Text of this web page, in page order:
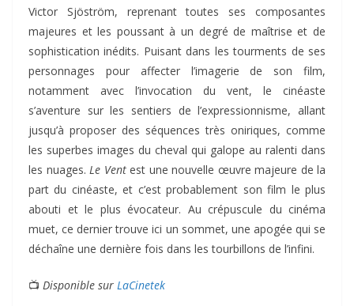
Victor Sjöström, reprenant toutes ses composantes
majeures et les poussant à un degré de maîtrise et de
sophistication inédits. Puisant dans les tourments de ses
personnages pour affecter l’imagerie de son film,
notamment avec l’invocation du vent, le cinéaste
s’aventure sur les sentiers de l’expressionnisme, allant
jusqu’à proposer des séquences très oniriques, comme
les superbes images du cheval qui galope au ralenti dans
les nuages. Le Ventest une nouvelle œuvre majeure de la
part du cinéaste, et c’est probablement son film le plus
abouti et le plus évocateur. Au crépuscule du cinéma
muet, ce dernier trouve ici un sommet, une apogée qui se
déchaîne une dernière fois dans les tourbillons de l’infini.
📺 Disponible sur LaCinetek